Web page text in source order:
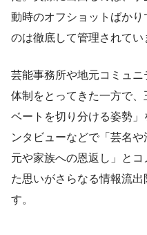
動時のオフショットばか
のは徹底して管理されてい
芸能事務所や地元コミュ
体制をとってきた一方で
ベートを切り分ける姿勢
ンタビューなどで「芸名
元や家族への恩返し」と
た思いがさらなる情報流
す。